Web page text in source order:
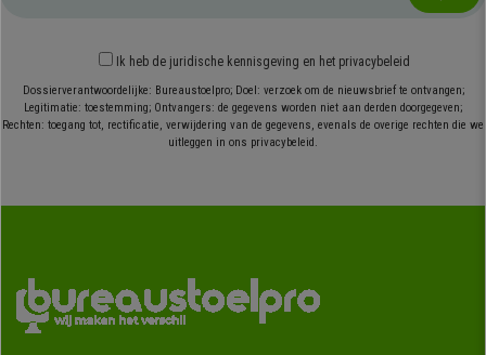
Ik heb de juridische kennisgeving en het privacybeleid
Dossierverantwoordelijke: Bureaustoelpro; Doel: verzoek om de nieuwsbrief te ontvangen;
Legitimatie: toestemming; Ontvangers: de gegevens worden niet aan derden doorgegeven;
Rechten: toegang tot, rectificatie, verwijdering van de gegevens, evenals de overige rechten die we
uitleggen in ons privacybeleid.